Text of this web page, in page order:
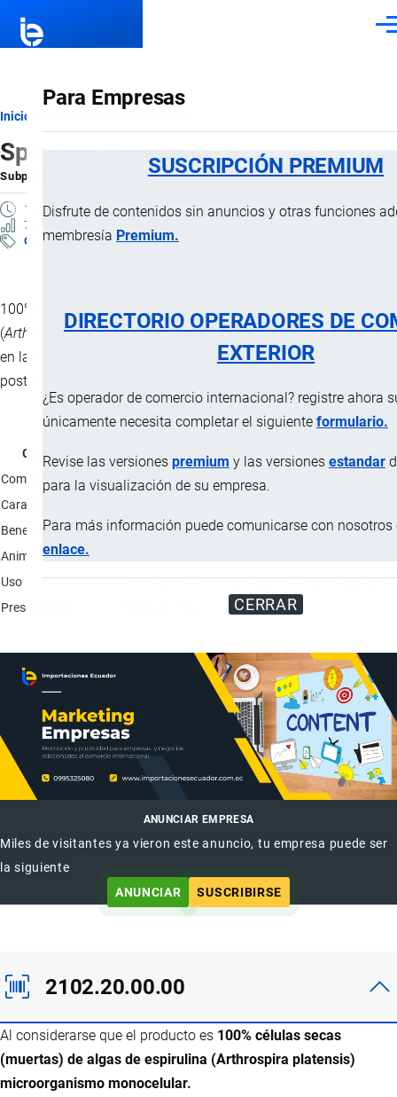
Para Empresas
SUSCRIPCIÓN PREMIUM
Disfrute de contenidos sin anuncios y otras funciones
membresía Premium.
DIRECTORIO OPERADORES DE
EXTERIOR
¿Es operador de comercio internacional? registre ahora
únicamente necesita completar el siguiente formulario.
Revise las versiones premium y las versiones estandar
para la visualización de su empresa.
Para más información puede comunicarse con nosotros
enlace.
CERRAR
Ruta
de
navegación
Inicio
Spirulina Powder
Subpartida Arancelaria porImportaciones …, 13 Diciembre, 2024
1 MINUTO
7 VISTAS
Clasificación Arancelaria
100% células secas (muertas) de algas de espirulina
(Arthrospira platensis) microorganismo monocelular, utilizado
en la alimentación de camarones desde estadio de zoea a
post-larva.
Característica
Composición
Algas de Esprilulina (Arthrospira platensis) 100%.
Características físicas
Beneficios
Usada como complemento en la dieta de las
Animales de destino
Uso
Producto de uso oral; Mezcle la dosis a usar con
Presentación
ANUNCIAR EMPRESA
Miles de visitantes ya vieron este anuncio, tu empresa puede ser
la siguiente
ANUNCIAR
SUSCRIBIRSE
2102.20.00.00
Al considerarse que el producto es 100% células secas
(muertas) de algas de espirulina (Arthrospira platensis)
microorganismo monocelular.